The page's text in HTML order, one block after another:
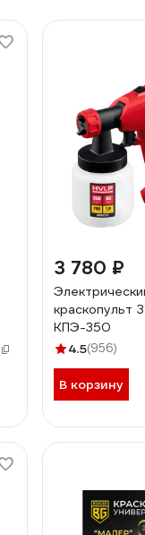
3 780 ₽
краскопульт
КПЭ-350
4.5(956)
В корзину